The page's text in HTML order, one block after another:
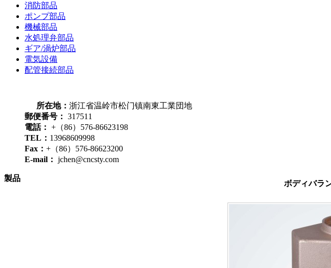
消防部品
ポンプ部品
機械部品
水処理弁部品
ギア/渦炉部品
電気設備
配管接続部品
所在地： 浙江省温岭市松门镇南東工業団地
郵便番号： 317511
電話： +（86）576-86623198
TEL： 13968609998
Fax： +（86）576-86623200
E-mail： jchen@cncsty.com
製品
ボディバラ